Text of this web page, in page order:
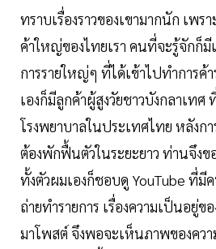
ทราบเรื่องราวของเขามากนัก เพร
ค้าใหญ่ของไทยเรา คนที่จะรู้จักก็
การรายใหญ่ๆ ที่ได้เข้าไปทำการค้
เองก็มีลูกค้าผู้สูงวัยชาวบังกลาเทศ
โรงพยาบาลในประเทศไทย หลังก
ต้องพักฟื้นตัวในระยะยาว ท่านจึง
ทั้งตัวผมเองก็ชอบดู YouTube ที่
ถ่ายทำรายการ เรื่องความเป็นอยู่ข
มาโพสต์ จึงพอจะเห็นภาพของคว